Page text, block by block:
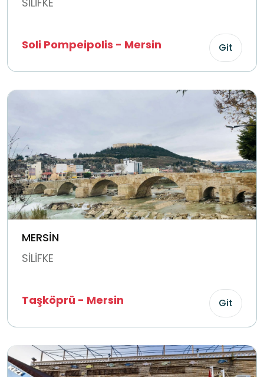
Soli Pompeipolis - Mersin Git
MERSİN
SİLİFKE
Taşköprü - Mersin Git